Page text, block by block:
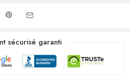
sécurisé garanti